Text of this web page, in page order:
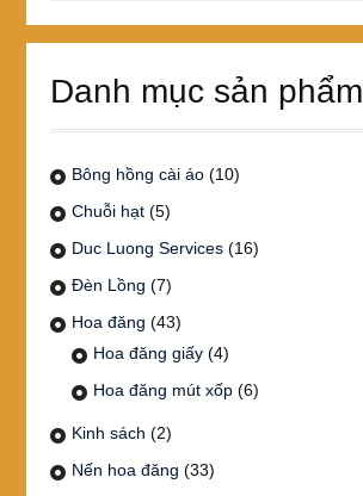
Danh mục sản phẩm
Bông hồng cài áo (10)
Chuỗi hạt (5)
Duc Luong Services (16)
Đèn Lồng (7)
Hoa đăng (43)
Hoa đăng giấy (4)
Hoa đăng mút xốp (6)
Kinh sách (2)
Nến hoa đăng (33)